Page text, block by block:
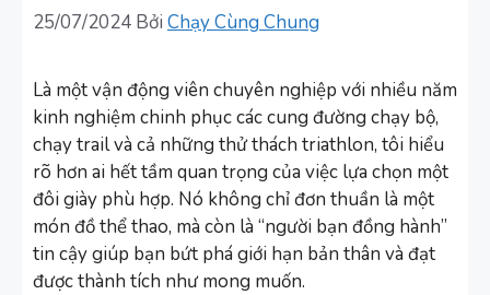
25/07/2024 Bởi Chạy Cùng Chung
Là một vận động viên chuyên nghiệp với nhiều năm
kinh nghiệm chinh phục các cung đường chạy bộ,
chạy trail và cả những thử thách triathlon, tôi hiểu
rõ hơn ai hết tầm quan trọng của việc lựa chọn một
đôi giày phù hợp. Nó không chỉ đơn thuần là một
món đồ thể thao, mà còn là “người bạn đồng hành”
tin cậy giúp bạn bứt phá giới hạn bản thân và đạt
được thành tích như mong muốn.